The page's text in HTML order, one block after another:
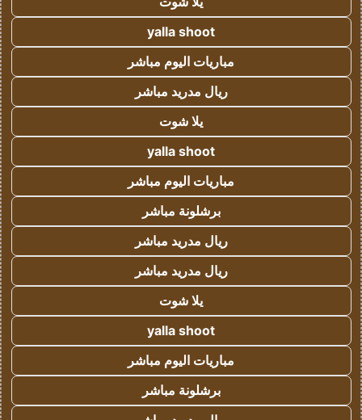
yalla shoot
مباريات اليوم مباشر
ريال مدريد مباشر
يلا شوت
yalla shoot
مباريات اليوم مباشر
برشلونة مباشر
ريال مدريد مباشر
ريال مدريد مباشر
يلا شوت
yalla shoot
مباريات اليوم مباشر
برشلونة مباشر